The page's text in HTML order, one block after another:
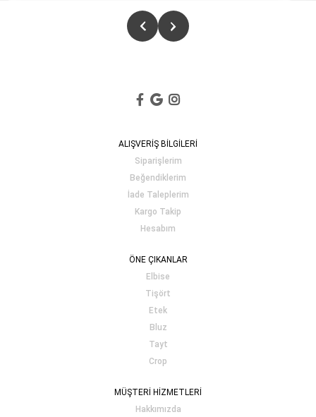
ALIŞVERİŞ BİLGİLERİ
Siparişlerim
Beğendiklerim
İade Taleplerim
Kargo Takip
Hesabım
ÖNE ÇIKANLAR
Elbise
Tişört
Etek
Bluz
Tayt
Crop
MÜŞTERİ HİZMETLERİ
Hakkımızda